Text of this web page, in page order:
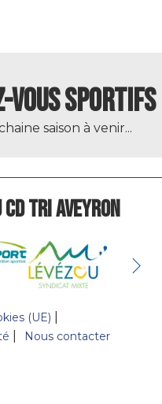
SPORTIFS
saison à venir...
TRI AVEYRON
(UE)
Nous contacter